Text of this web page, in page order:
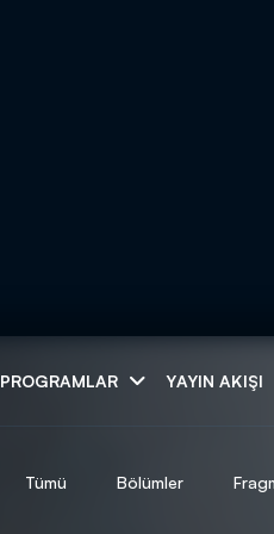
PROGRAMLAR YAYIN AKIŞI
Tümü Bölümler